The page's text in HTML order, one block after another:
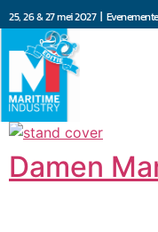
25, 26 & 27 mei 2027 |
Damen